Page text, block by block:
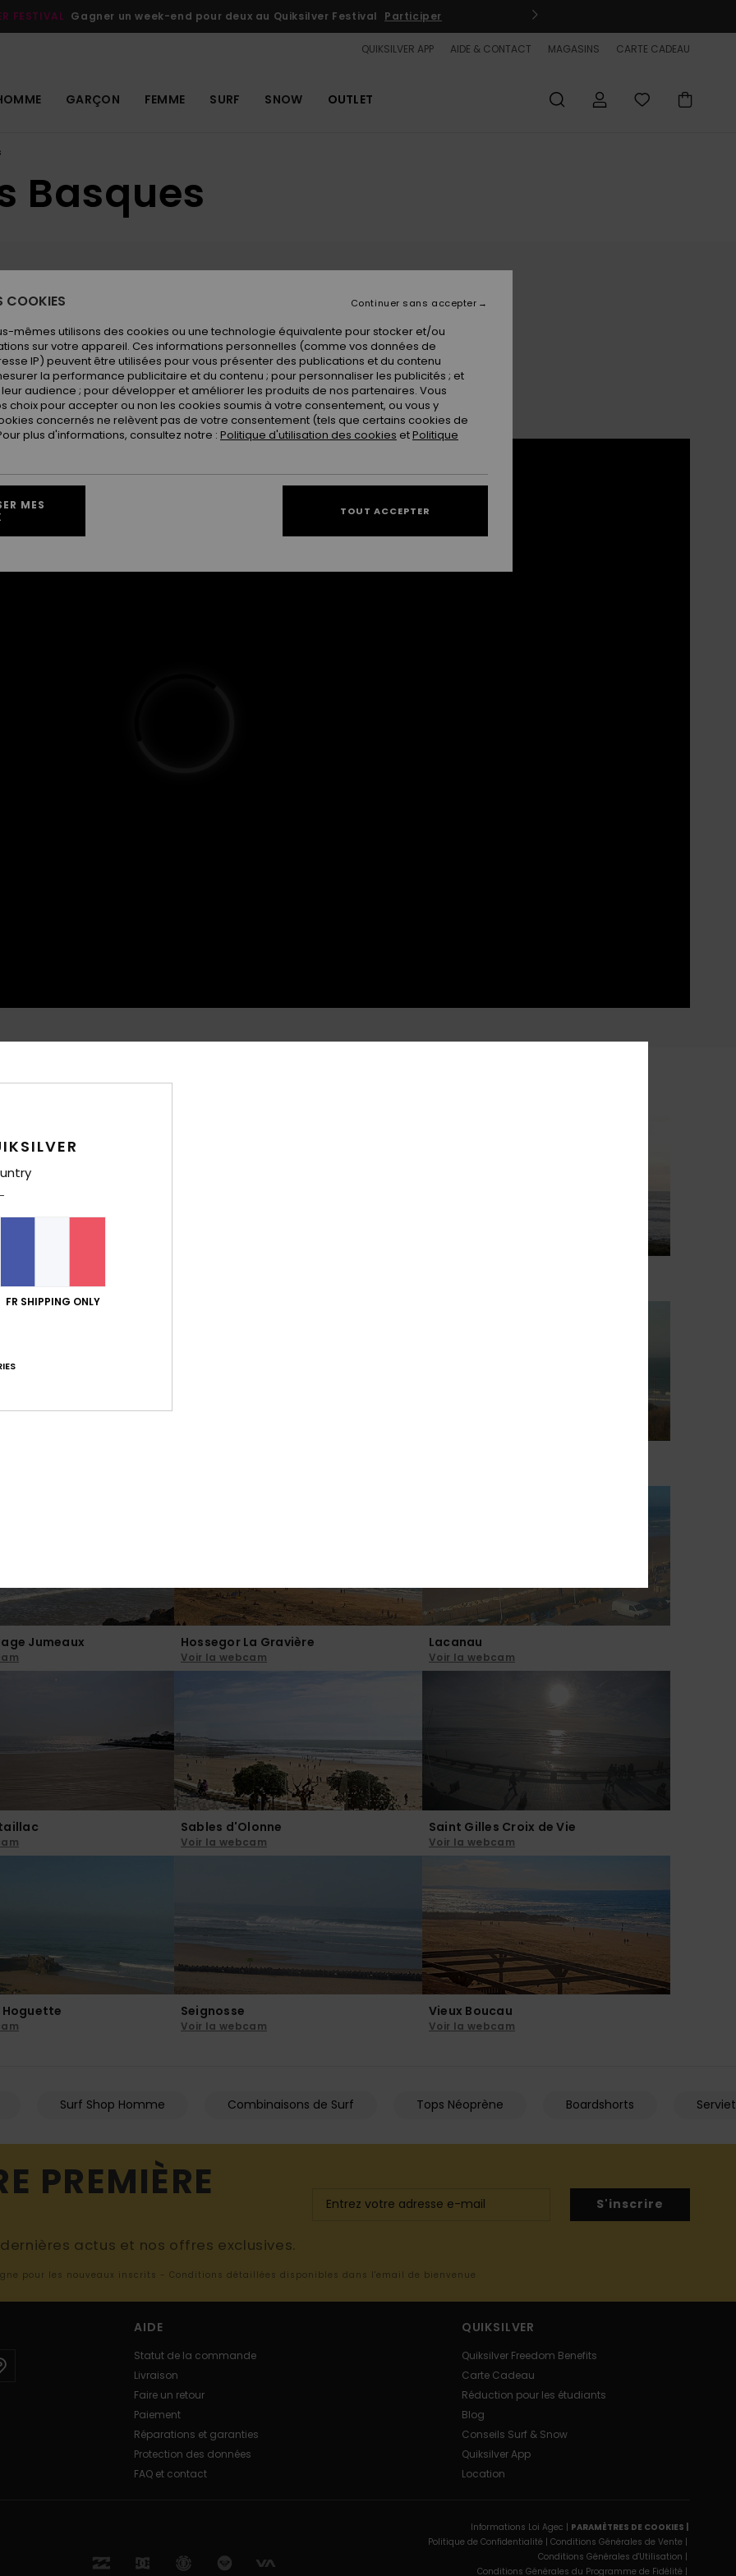
FESTIVAL Gagner un week-end pour deux au Quiksilver Festival Participer
QUIKSILVER APP AIDE & CONTACT MAGASINS CARTE CADEAU
GARÇON FEMME SURF SNOW OUTLET
Basques
longboardeurs, les débutants et les écoles
plus abrité du côté nord de la plage. Vous
sud, mais aussi la possibilité d'une vague
et la sortie de l'eau à marée plus
offrir des vagues fun peut importe la taille
en bas, mais le panorama vaut la peine de
La webcam de la Côte des Basques
de partir.
Plage
Jumeaux Hossegor La Gravière
Voir la webcam
Lacanau
Voir la webcam
Sables d'Olonne
Voir la webcam
Saint Gilles Croix de Vie
Voir la webcam
Seignosse
Voir la webcam
Vieux Boucau
Voir la webcam
Surf Shop Homme Combinaisons de Surf Tops Néoprène Boardshorts
PREMIÈRE
actus et nos offres exclusives.
S'inscrire
pour les nouveaux inscrits - Conditions détaillées disponibles dans l'email de bienvenue
AIDE
Statut de la commande
Livraison
Faire un retour
Paiement
Réparations et garanties
Protection des données
FAQ et contact
QUIKSILVER
Quiksilver Freedom Benefits
Carte Cadeau
Réduction pour les étudiants
Blog
Conseils Surf & Snow
Quiksilver App
Location
Informations Loi Agec | PARAMÈTRES DE COOKIES |
Politique de Confidentialité | Conditions Générales de Vente |
Conditions Générales d'Utilisation |
Conditions Générales du Programme de Fidélité |
FR SHIPPING ONLY
COOKIES
mêmes utilisons des cookies ou une technologie équivalente pour stocker et/ou
sur votre appareil. Ces informations personnelles (comme vos données de
IP) peuvent être utilisées pour vous présenter des publications et du contenu
la performance publicitaire et du contenu ; pour personnaliser les publicités ; et
audience ; pour développer et améliorer les produits de nos partenaires. Vous
choix pour accepter ou non les cookies soumis à votre consentement, ou vous y
concernés ne relèvent pas de votre consentement (tels que certains cookies de
plus d'informations, consultez notre : Politique d'utilisation des cookies etPolitique
MES
Continuer sans accepter
TOUT ACCEPTER